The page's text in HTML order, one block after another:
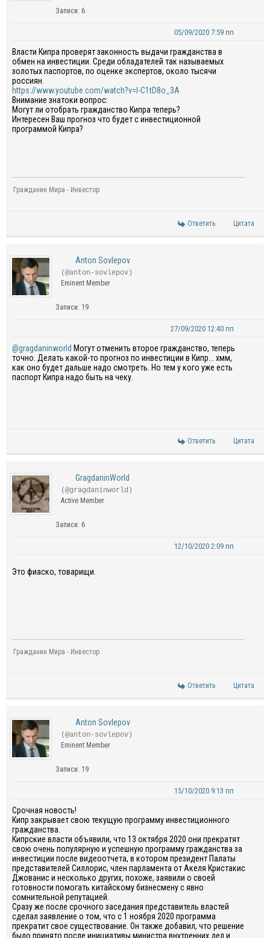
Записи: 6
05/09/2020 7:59 пп
Власти Кипра проверят законность выдачи гражданства в
обмен на инвестиции. Среди обладателей так называемых
золотых паспортов, по оценке экспертов, около тысячи
россиян.
https://www.youtube.com/watch?v=I-C1tD8o_3A
Внимание знатоки вопрос:
Могут ли отобрать гражданство Кипра теперь?
Интересен Ваш прогноз что будет с инвестиционной
программой Кипра?
Гражданин Мира - Инвестор
Ответить Цитата
Anton Sovlepov
(@anton-sovlepov)
Eminent Member
Записи: 19
27/09/2020 12:40 пп
@gragdaninworld Могут отменить второе гражданство, теперь
точно. Делать какой-то прогноз по инвестиции в Кипр... хмм,
как оно будет дальше надо смотреть. Но тем у кого уже есть
паспорт Кипра надо быть на чеку.
Ответить Цитата
GragdaninWorld
(@gragdaninworld)
Active Member
Записи: 6
12/10/2020 2:09 пп
Это фиаско, товарищи.
Гражданин Мира - Инвестор
Ответить Цитата
Anton Sovlepov
(@anton-sovlepov)
Eminent Member
Записи: 19
15/10/2020 9:13 пп
Срочная новость!
Кипр закрывает свою текущую программу инвестиционного
гражданства.
Кипрские власти объявили, что 13 октября 2020 они прекратят
свою очень популярную и успешную программу гражданства за
инвестиции после видеоотчета, в котором президент Палаты
представителей Силлорис, член парламента от Акеля Кристакис
Джованис и несколько других, похоже, заявили о своей
готовности помогать китайскому бизнесмену с явно
сомнительной репутацией.
Сразу же после срочного заседания представитель властей
сделал заявление о том, что с 1 ноября 2020 программа
прекратит свое существование. Он также добавил, что решение
было принято после инициативы министра внутренних дел и